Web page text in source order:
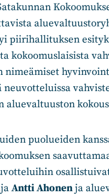
piirihallituksen
kokoomuslaisista
nimeämiset
neuvotteluissa
kokous
puolueiden
Antti Ahonenja